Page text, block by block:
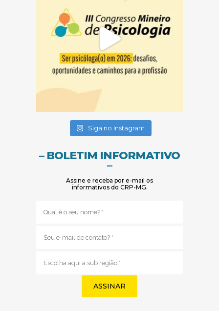
Siga no Instagram
– BOLETIM INFORMATIVO
–
Assine e receba por e-mail os
informativos do CRP-MG.
mail
região